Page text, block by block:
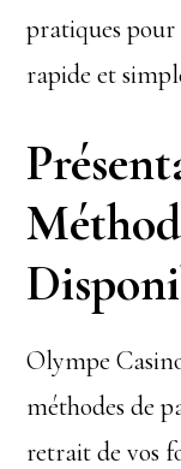
pratiques
rapide et
Olympe
méthodes de
retrait de vos